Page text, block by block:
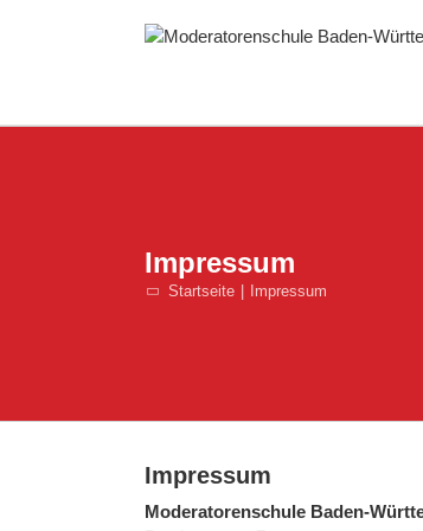
Impressum
Startseite Impressum
Impressum
Moderatorenschule Baden-